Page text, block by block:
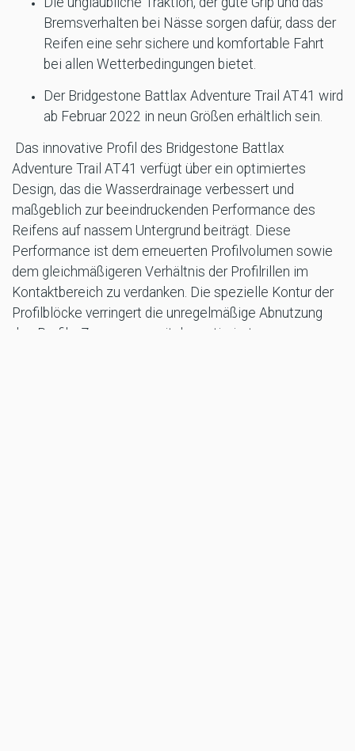
Bremsverhalten bei Nässe sorgen dafür, dass der
Reifen eine sehr sichere und komfortable Fahrt
bei allen Wetterbedingungen bietet.
Der Bridgestone Battlax Adventure Trail AT41 wird
ab Februar 2022 in neun Größen erhältlich sein.
Das innovative Profil des Bridgestone Battlax
Adventure Trail AT41 verfügt über ein optimiertes
Design, das die Wasserdrainage verbessert und
maßgeblich zur beeindruckenden Performance des
Reifens auf nassem Untergrund beiträgt. Diese
Performance ist dem erneuerten Profilvolumen sowie
dem gleichmäßigeren Verhältnis der Profilrillen im
Kontaktbereich zu verdanken. Die spezielle Kontur der
Profilblöcke verringert die unregelmäßige Abnutzung
des Profils. Zusammen mit der optimierten